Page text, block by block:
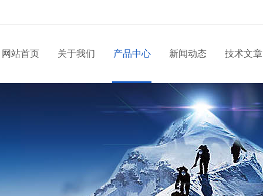
网站首页 关于我们 产品中心 新闻动态 技术文章